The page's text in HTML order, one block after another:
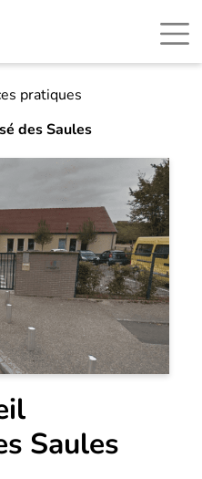
pratiques
des Saules
Saules